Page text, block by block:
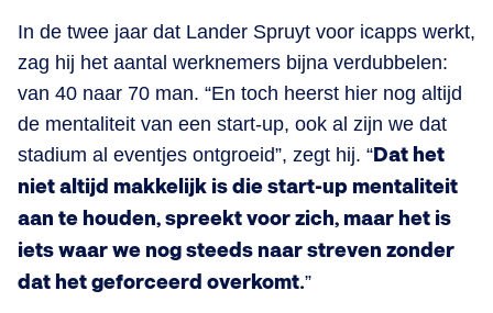
In de twee jaar dat Lander Spruyt voor icapps werkt,
zag hij het aantal werknemers bijna verdubbelen:
van 40 naar 70 man. “En toch heerst hier nog altijd
de mentaliteit van een start-up, ook al zijn we dat
stadium al eventjes ontgroeid”, zegt hij. “Dat het
niet altijd makkelijk is die start-up mentaliteit
aan te houden, spreekt voor zich, maar het is
iets waar we nog steeds naar streven zonder
dat het geforceerd overkomt.”